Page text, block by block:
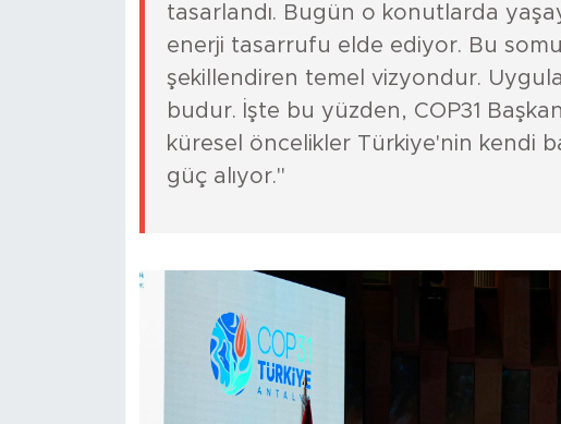
tasarlandı. Bugün o konutlarda
enerji tasarrufu elde ediyor. Bu somut
şekillendiren temel vizyondur.
budur. İşte bu yüzden, COP31
küresel öncelikler Türkiye'nin kendi
güç alıyor."